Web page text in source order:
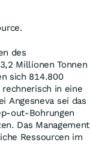
des
Millionen Tonnen
sich 814.800
in eine
Angesneva sei das
out-Bohrungen
Das Management
Ressourcen im